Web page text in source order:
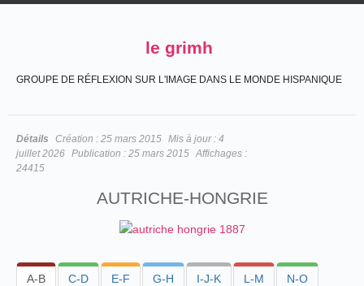
le grimh
GROUPE DE RÉFLEXION SUR L'IMAGE DANS LE MONDE HISPANIQUE
Détails Création : 25 mars 2015 Mis à jour : 4
juillet 2026 Publication : 25 mars 2015 Affichages :
24415
AUTRICHE-HONGRIE
A-B C-D E-F G-H I-J-K L-M N-O